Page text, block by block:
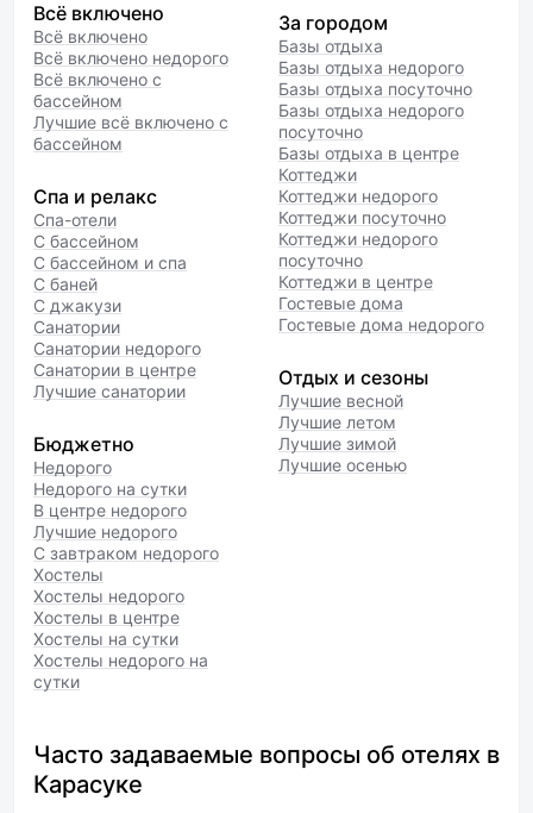
Всё включено
Всё включено
Всё включено недорого
Всё включено с
бассейном
Лучшие всё включено с
бассейном
Спа и релакс
Спа-отели
С бассейном
С бассейном и спа
С баней
С джакузи
Санатории
Санатории недорого
Санатории в центре
Лучшие санатории
Бюджетно
Недорого
Недорого на сутки
В центре недорого
Лучшие недорого
С завтраком недорого
Хостелы
Хостелы недорого
Хостелы в центре
Хостелы на сутки
Хостелы недорого на
сутки
За городом
Базы отдыха
Базы отдыха недорого
Базы отдыха посуточно
Базы отдыха недорого
посуточно
Базы отдыха в центре
Коттеджи
Коттеджи недорого
Коттеджи посуточно
Коттеджи недорого
посуточно
Коттеджи в центре
Гостевые дома
Гостевые дома недорого
Отдых и сезоны
Лучшие весной
Лучшие летом
Лучшие зимой
Лучшие осенью
Часто задаваемые вопросы об отелях в
Карасуке